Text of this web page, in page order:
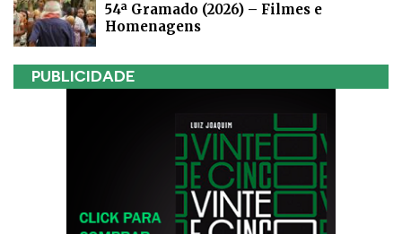
54ª Gramado (2026) – Filmes e
Homenagens
PUBLICIDADE